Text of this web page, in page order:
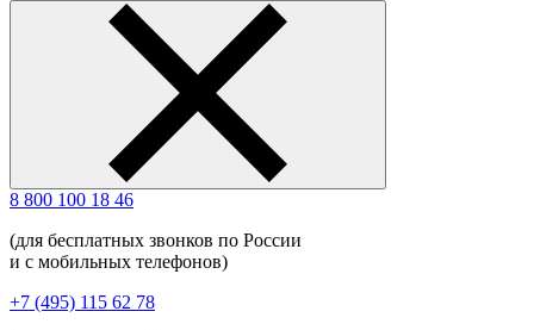
8 800 100 18 46
(для бесплатных звонков по России
и с мобильных телефонов)
+7 (495) 115 62 78